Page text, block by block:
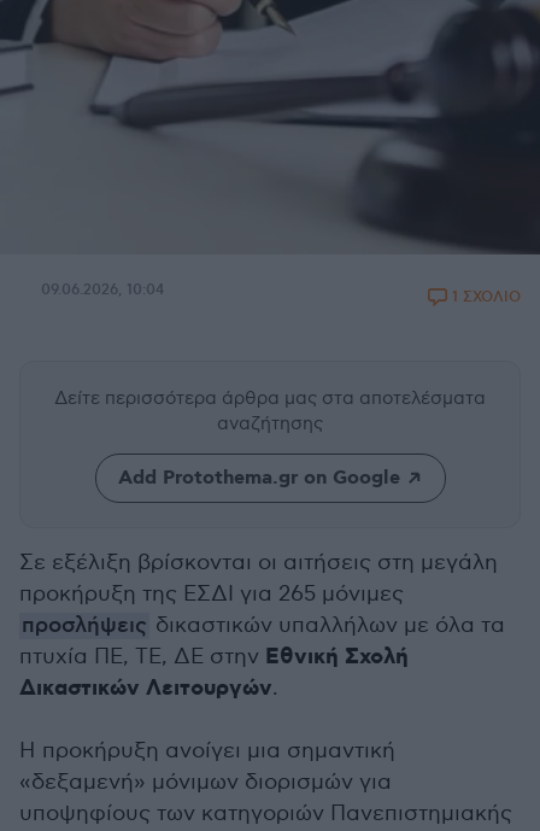
09.06.2026, 10:04 1 ΣΧΟΛΙΟ
Δείτε περισσότερα άρθρα μας στα αποτελέσματα
αναζήτησης
Add Protothema.gr on Google
Σε εξέλιξη βρίσκονται οι αιτήσεις στη μεγάλη
προκήρυξη της ΕΣΔΙ για 265 μόνιμες
προσλήψεις δικαστικών υπαλλήλων με όλα τα
πτυχία ΠΕ, ΤΕ, ΔΕ στην Εθνική Σχολή
Δικαστικών Λειτουργών.
Η προκήρυξη ανοίγει μια σημαντική
«δεξαμενή» μόνιμων διορισμών για
υποψηφίους των κατηγοριών Πανεπιστημιακής